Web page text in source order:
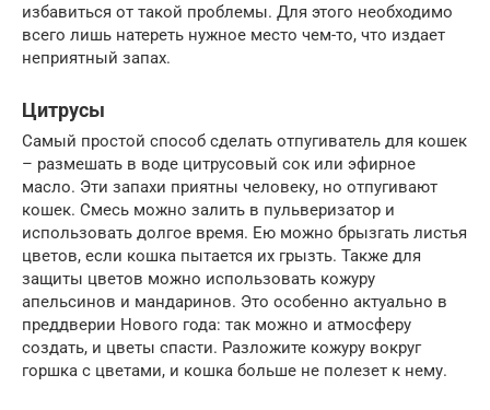
избавиться от такой проблемы. Для этого необходимо
всего лишь натереть нужное место чем-то, что издает
неприятный запах.
Цитрусы
Самый простой способ сделать отпугиватель для кошек
– размешать в воде цитрусовый сок или эфирное
масло. Эти запахи приятны человеку, но отпугивают
кошек. Смесь можно залить в пульверизатор и
использовать долгое время. Ею можно брызгать листья
цветов, если кошка пытается их грызть. Также для
защиты цветов можно использовать кожуру
апельсинов и мандаринов. Это особенно актуально в
преддверии Нового года: так можно и атмосферу
создать, и цветы спасти. Разложите кожуру вокруг
горшка с цветами, и кошка больше не полезет к нему.